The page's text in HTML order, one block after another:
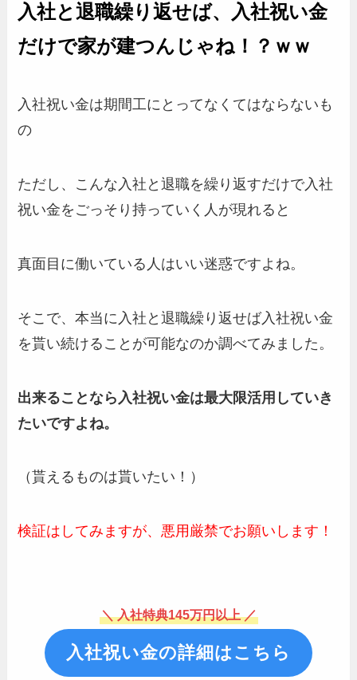
入社と退職繰り返せば、入社祝い金
だけで家が建つんじゃね！？ｗｗ
入社祝い金は期間工にとってなくてはならないも
の
ただし、こんな入社と退職を繰り返すだけで入社
祝い金をごっそり持っていく人が現れると
真面目に働いている人はいい迷惑ですよね。
そこで、本当に入社と退職繰り返せば入社祝い金
を貰い続けることが可能なのか調べてみました。
出来ることなら入社祝い金は最大限活用していき
たいですよね。
（貰えるものは貰いたい！）
検証はしてみますが、悪用厳禁でお願いします！
＼ 入社特典145万円以上 ／
入社祝い金の詳細はこちら